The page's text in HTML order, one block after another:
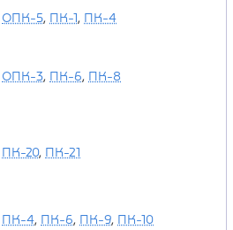
ОПК-5, ПК-1, ПК-4
ОПК-3, ПК-6, ПК-8
ПК-20, ПК-21
ПК-4, ПК-6, ПК-9, ПК-10